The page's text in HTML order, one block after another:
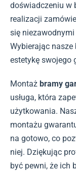
doświadczeniu w
realizacji
się
Wybierając nasze
estetykę swojego
Montaż bramy
usługa, która
użytkowania.
montażu
na gotowo, co
niej. Dziękując
być pewni, że ich